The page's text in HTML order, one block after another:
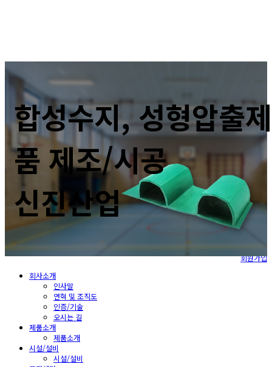
합성수지, 성형압출제
품 제조/시공
신진산업
PLUS
회원가입
회사소개
인사말
연혁 및 조직도
인증/기술
오시는 길
제품소개
제품소개
시설/설비
시설/설비